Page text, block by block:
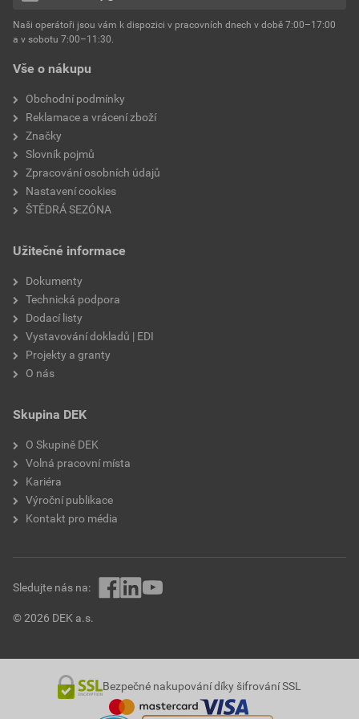
Environmentální prohlášení výrobku
Stáhnout
Velikost
hmotnost 25 kg
typ výrobku
faktor difuzního odporu
Vše o nákupu
Obchodní podmínky
Reklamace a vrácení zboží
Značky
Slovník pojmů
Zpracování osobních údajů
Nastavení cookies
ŠTĚDRÁ SEZÓNA
Užitečné informace
Dokumenty
Technická podpora
Dodací listy
Vystavování dokladů | EDI
Projekty a granty
O nás
Skupina DEK
O Skupině DEK
Volná pracovní místa
Kariéra
Výroční publikace
Kontakt pro média
Naši operátoři jsou vám k dispozici v pracovních dnech v době 7:00–17:00
a v sobotu 7:00–11:30.
© 2026 DEK a.s.
Sledujte nás na:
Bezpečné nakupování díky šifrování SSL